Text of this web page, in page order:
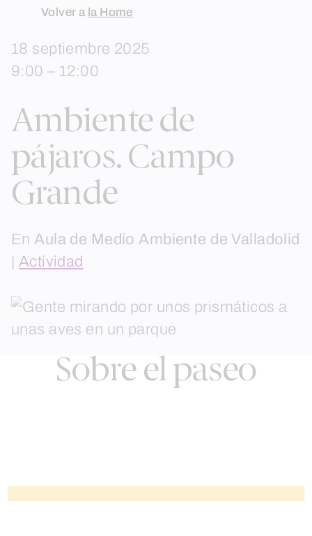
content
Volver a la Home
18 septiembre 2025
9:00 – 12:00
Ambiente de
pájaros. Campo
Grande
EnAula de Medio Ambiente de Valladolid
Actividad
Sobre el paseo